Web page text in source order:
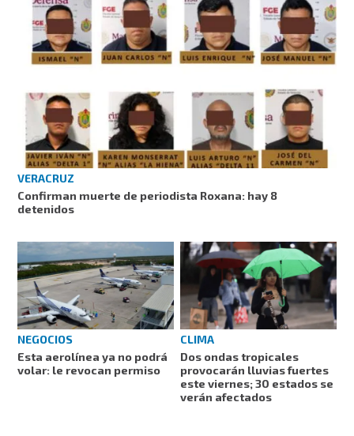
VERACRUZ
Confirman muerte de periodista Roxana: hay 8
detenidos
NEGOCIOS
Esta aerolínea ya no podrá
volar: le revocan permiso
CLIMA
Dos ondas tropicales
provocarán lluvias fuertes
este viernes; 30 estados se
verán afectados